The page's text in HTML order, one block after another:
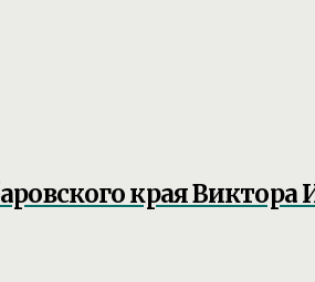
края Виктора